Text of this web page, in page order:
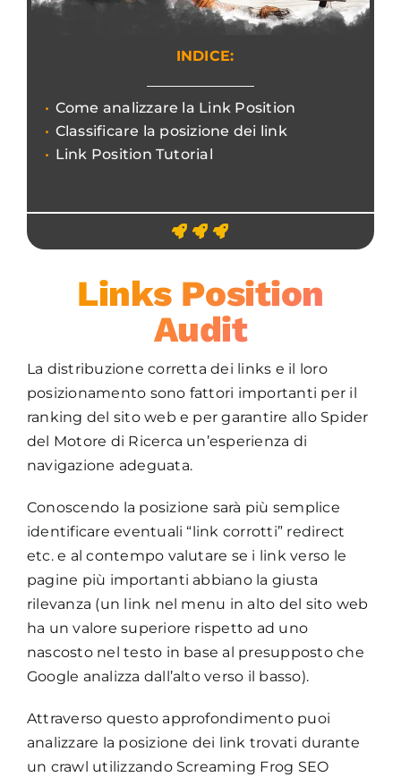
INDICE:
Come analizzare la Link Position
Classificare la posizione dei link
Link Position Tutorial
Links Position
Audit
La distribuzione corretta dei links e il loro
posizionamento sono fattori importanti per il
ranking del sito web e per garantire allo Spider
del Motore di Ricerca un’esperienza di
navigazione adeguata.
Conoscendo la posizione sarà più semplice
identificare eventuali “link corrotti” redirect
etc. e al contempo valutare se i link verso le
pagine più importanti abbiano la giusta
rilevanza (un link nel menu in alto del sito web
ha un valore superiore rispetto ad uno
nascosto nel testo in base al presupposto che
Google analizza dall’alto verso il basso).
Attraverso questo approfondimento puoi
analizzare la posizione dei link trovati durante
un crawl utilizzando Screaming Frog SEO